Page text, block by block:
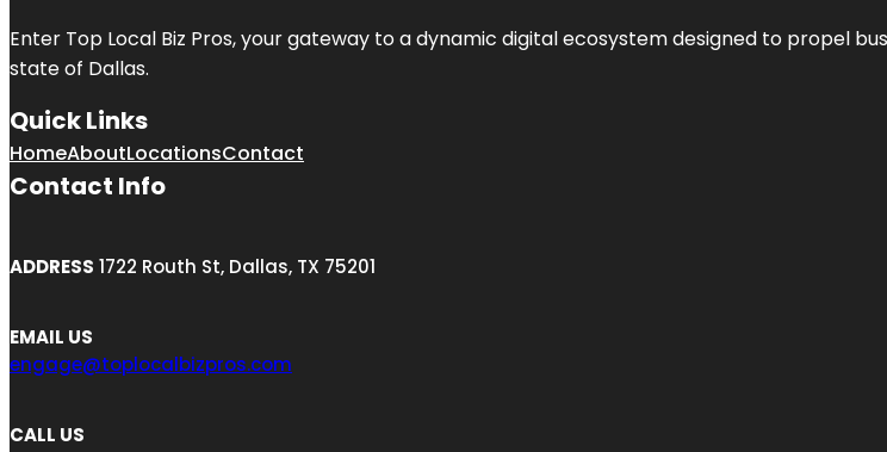
Enter Top Local Biz Pros, your gateway to a dynamic digital ecosystem designed to propel
state of Dallas.
Quick Links
HomeAboutLocationsContact
Contact Info
ADDRESS 1722 Routh St, Dallas, TX 75201
EMAIL US
engage@toplocalbizpros.com
CALL US